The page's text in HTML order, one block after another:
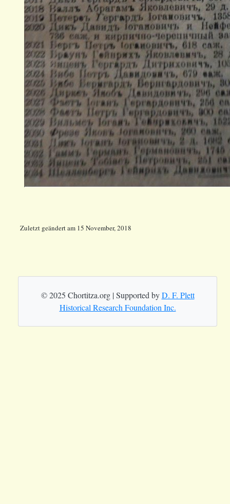
Zuletzt geändertam 15 November, 2018
© 2025 Chortitza.org | Supported byD. F. Plett
Historical Research Foundation Inc.